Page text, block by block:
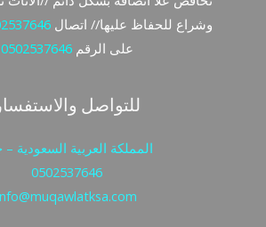
وشراع للحفاظ عليها// اتصال
على الرقم0502537646
للتواصل والاستفسار
المملكة العربية السعودية
0502537646